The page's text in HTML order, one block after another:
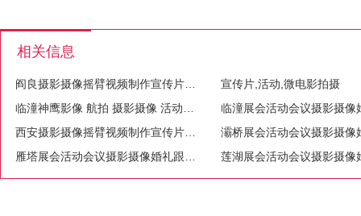
相关信息
阎良摄影摄像摇臂视频制作宣传片会议活动直播
宣传片,活动,微电影拍摄
临潼神鹰影像 航拍 摄影摄像 活动拍摄 宣传片拍摄
西安摄影摄像摇臂视频制作宣传片会议活动直播
雁塔展会活动会议摄影摄像婚礼跟拍照片直播合唱站架租